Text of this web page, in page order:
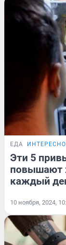
ЕДА
Эти 5
повышают
каждый
10 ноября, 2024,